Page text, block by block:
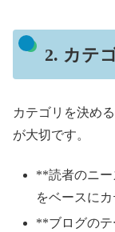
2. カテ
カテゴリを決め
が大切です。
**読者のニー
をベースにカ
**ブログのテ